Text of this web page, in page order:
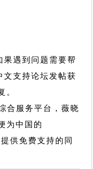
遇到问题需要帮
支持论坛发帖获
。
合服务平台，薇晓
为中国的
供免费支持的同